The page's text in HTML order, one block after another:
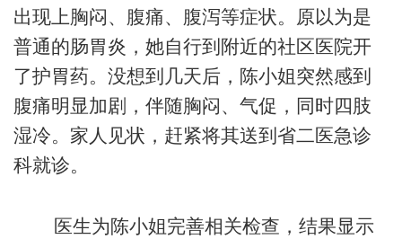
出现上胸闷、腹痛、腹泻等症状。原以为是
普通的肠胃炎，她自行到附近的社区医院开
了护胃药。没想到几天后，陈小姐突然感到
腹痛明显加剧，伴随胸闷、气促，同时四肢
湿冷。家人见状，赶紧将其送到省二医急诊
科就诊。
医生为陈小姐完善相关检查，结果显示